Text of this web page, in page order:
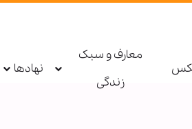
معارف و سبک
زندگی
نهادها